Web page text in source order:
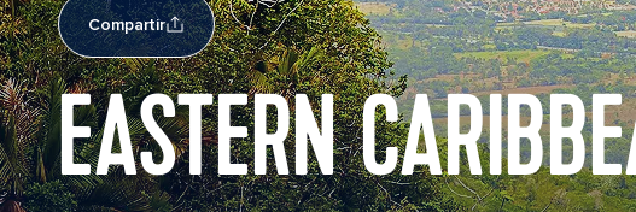
Compartir
EASTERN